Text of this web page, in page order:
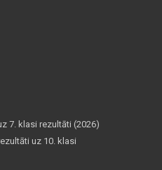
7. klasi rezultāti (2026)
uz 10. klasi